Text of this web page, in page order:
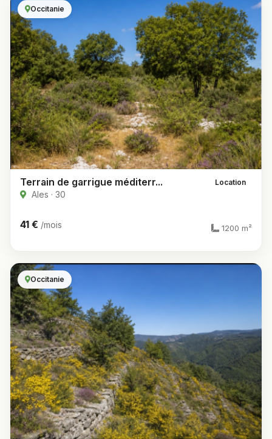
Occitanie
Terrain de garrigue méditerr... Location
Ales · 30
41 € /mois 1200 m²
Occitanie